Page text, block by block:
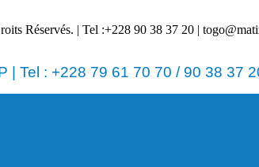
Réservés. | Tel :+228 90 38 37 20 |
| Tel : +228 79 61 70 70 / 90 38 37